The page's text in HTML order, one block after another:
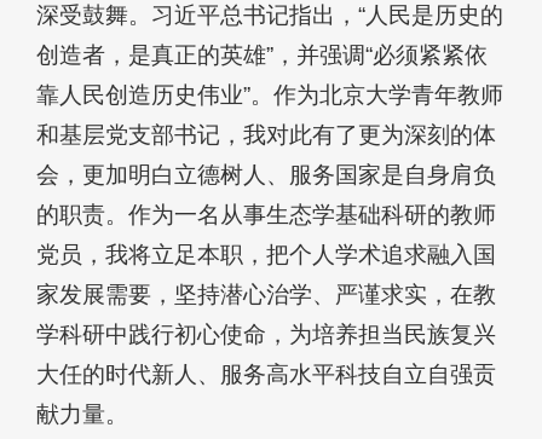
深受鼓舞。习近平总书记指出，“人民是历史的
创造者，是真正的英雄”，并强调“必须紧紧依
靠人民创造历史伟业”。作为北京大学青年教师
和基层党支部书记，我对此有了更为深刻的体
会，更加明白立德树人、服务国家是自身肩负
的职责。作为一名从事生态学基础科研的教师
党员，我将立足本职，把个人学术追求融入国
家发展需要，坚持潜心治学、严谨求实，在教
学科研中践行初心使命，为培养担当民族复兴
大任的时代新人、服务高水平科技自立自强贡
献力量。